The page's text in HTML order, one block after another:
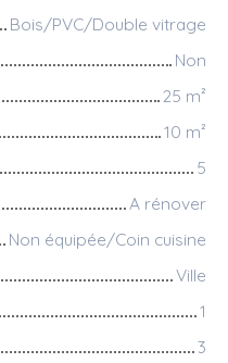
Bois/PVC/Double vitrage
Non
25 m²
10 m²
5
A rénover
Non équipée/Coin cuisine
Ville
1
3